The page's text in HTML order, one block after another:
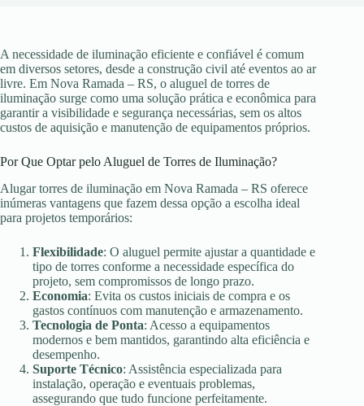
A necessidade de iluminação eficiente e confiável é comum
em diversos setores, desde a construção civil até eventos ao ar
livre. Em Nova Ramada – RS, o aluguel de torres de
iluminação surge como uma solução prática e econômica para
garantir a visibilidade e segurança necessárias, sem os altos
custos de aquisição e manutenção de equipamentos próprios.
Por Que Optar pelo Aluguel de Torres de Iluminação?
Alugar torres de iluminação em Nova Ramada – RS oferece
inúmeras vantagens que fazem dessa opção a escolha ideal
para projetos temporários:
Flexibilidade: O aluguel permite ajustar a quantidade e
tipo de torres conforme a necessidade específica do
projeto, sem compromissos de longo prazo.
Economia: Evita os custos iniciais de compra e os
gastos contínuos com manutenção e armazenamento.
Tecnologia de Ponta: Acesso a equipamentos
modernos e bem mantidos, garantindo alta eficiência e
desempenho.
Suporte Técnico: Assistência especializada para
instalação, operação e eventuais problemas,
assegurando que tudo funcione perfeitamente.